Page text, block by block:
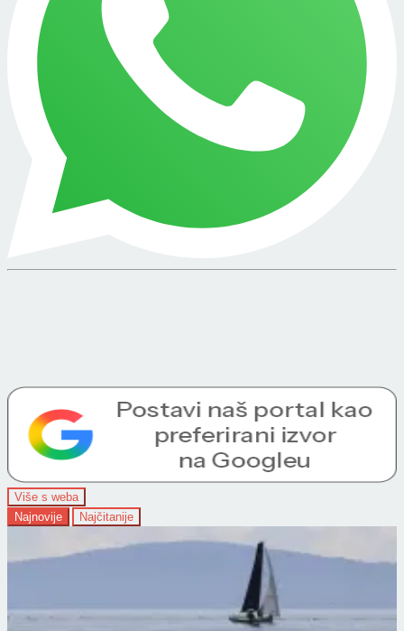
Više s weba
Najnovije
Najčitanije